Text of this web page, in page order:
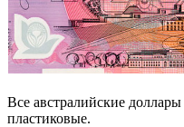
Все австралийские
пластиковые.